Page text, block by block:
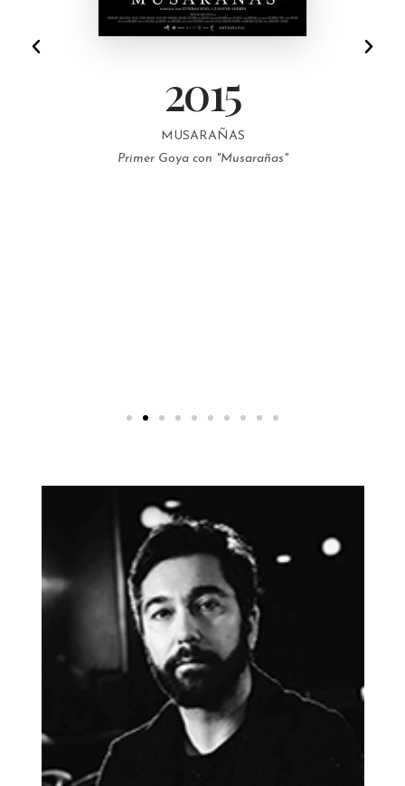
Primer Goya con "Musarañas"
MUSARAÑAS
2015